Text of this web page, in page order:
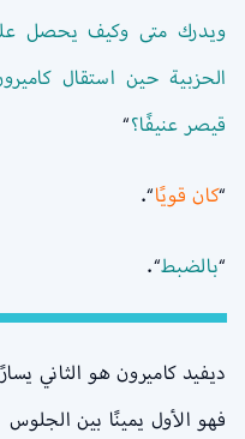
ويدرك متى وكيف يحصل
الحزبية حين استقال
قيصر عنيفًا؟“
“كان قويًا“.
“بالضبط“.
ديفيد كاميرون هو الثاني
فهو الأول يمينًا بين الجلوس